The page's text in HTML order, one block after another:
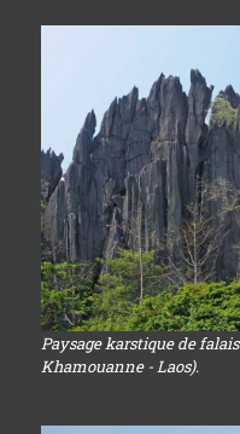
Paysage karstique de
Khamouanne - Laos).